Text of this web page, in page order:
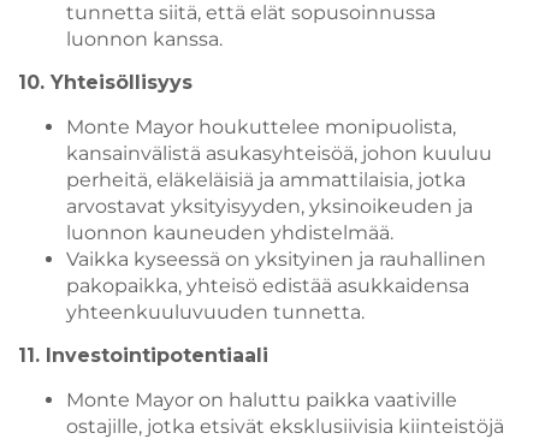
tunnetta siitä, että elät sopusoinnussa
luonnon kanssa.
10. Yhteisöllisyys
Monte Mayor houkuttelee monipuolista,
kansainvälistä asukasyhteisöä, johon kuuluu
perheitä, eläkeläisiä ja ammattilaisia, jotka
arvostavat yksityisyyden, yksinoikeuden ja
luonnon kauneuden yhdistelmää.
Vaikka kyseessä on yksityinen ja rauhallinen
pakopaikka, yhteisö edistää asukkaidensa
yhteenkuuluvuuden tunnetta.
11. Investointipotentiaali
Monte Mayor on haluttu paikka vaativille
ostajille, jotka etsivät eksklusiivisia kiinteistöjä